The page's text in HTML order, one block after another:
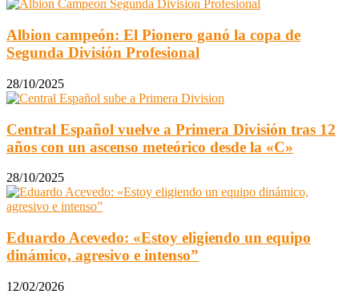
Albion campeón: El Pionero ganó la copa de
Segunda División Profesional
28/10/2025
Central Español vuelve a Primera División tras 12
años con un ascenso meteórico desde la «C»
28/10/2025
Eduardo Acevedo: «Estoy eligiendo un equipo
dinámico, agresivo e intenso”
12/02/2026